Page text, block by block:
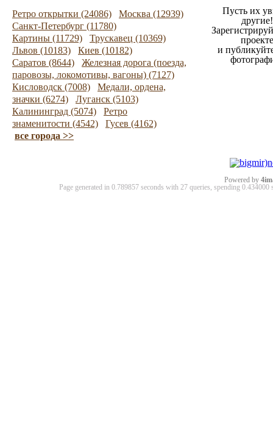
Ретро открытки (24086)
Москва (12939)
Санкт-Петербург (11780)
Картины (11729)
Трускавец (10369)
Львов (10183)
Киев (10182)
Саратов (8644)
Железная дорога (поезда,
паровозы, локомотивы, вагоны) (7127)
Кисловодск (7008)
Медали, ордена,
значки (6274)
Луганск (5103)
Калининград (5074)
Ретро
знаменитости (4542)
Гусев (4162)
все города >>
Пусть их
другие!
проекте
и
Powered by
Page generated in 0.789857 seconds with 27 queries, spending